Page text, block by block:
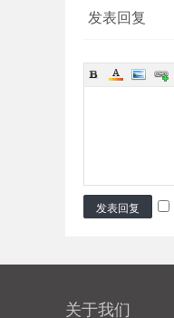
发表回复
发表回复
关于我们